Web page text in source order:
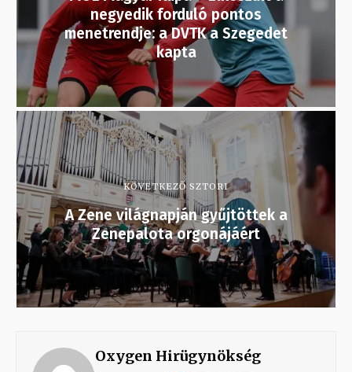
negyedik forduló pontos
menetrendje: a DVTK a Szegedet
kapta
KÖVETKEZŐ SZTORI
A Zene világnapján gyűjtöttek a
Zenepalota orgonájáért
Oxygen Hirügynökség